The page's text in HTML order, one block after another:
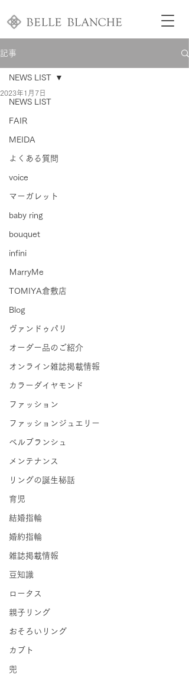
記事
NEWS LIST
FAIR
MEIDA
よくある質問
voice
マーガレット
baby ring
bouquet
infini
ＭarryMe
TOMIYA倉敷店
Blog
ヴァンドゥパリ
オーダー品のご紹介
オンライン雑誌掲載情報
カラーダイヤモンド
ファッション
ファッションジュエリー
ベルブランシュ
メンテナンス
リングの誕生秘話
育児
結婚指輪
婚約指輪
雑誌掲載情報
豆知識
ロータス
親子リング
おそろいリング
カブト
兜
NEWS LIST
2023年1月7日